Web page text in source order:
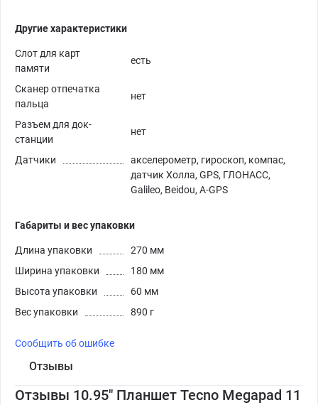
Другие характеристики
Слот для карт
памяти
есть
Сканер отпечатка
пальца
нет
Разъем для док-
станции
нет
Датчики
акселерометр, гироскоп, компас,
датчик Холла, GPS, ГЛОНАСС,
Galileo, Beidou, A-GPS
Габариты и вес упаковки
Длина упаковки
270 мм
Ширина упаковки
180 мм
Высота упаковки
60 мм
Вес упаковки
890 г
Сообщить об ошибке
Отзывы
Отзывы 10.95" Планшет Tecno Megapad 11